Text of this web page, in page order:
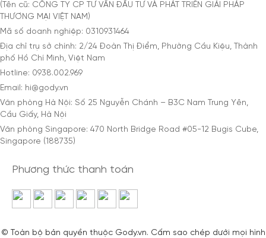
(Tên cũ: CÔNG TY CP TƯ VẤN ĐẦU TƯ VÀ PHÁT TRIỂN GIẢI PHÁP
THƯƠNG MẠI VIỆT NAM)
Mã số doanh nghiệp: 0310931464
Địa chỉ trụ sở chính: 2/24 Đoàn Thị Điểm, Phường Cầu Kiệu, Thành
phố Hồ Chí Minh, Việt Nam
Hotline: 0938.002.969
Email: hi@gody.vn
Văn phòng Hà Nội: Số 25 Nguyễn Chánh – B3C Nam Trung Yên,
Cầu Giấy, Hà Nội
Văn phòng Singapore: 470 North Bridge Road #05-12 Bugis Cube,
Singapore (188735)
Phương thức thanh toán
© Toàn bộ bản quyền thuộc Gody.vn. Cấm sao chép dưới mọi hình